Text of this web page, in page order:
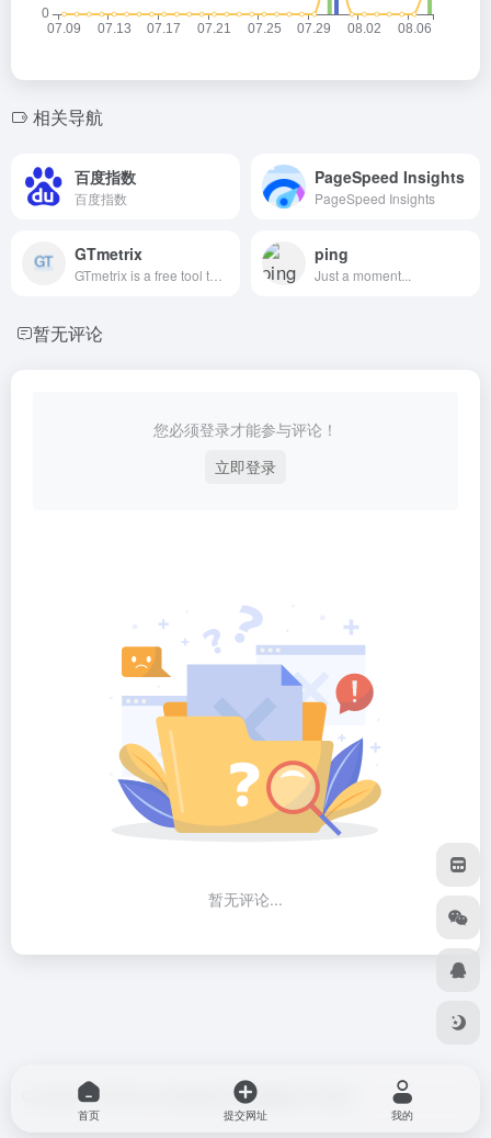
相关导航
百度指数
百度指数
PageSpeed Insights
PageSpeed Insights
GTmetrix ping
Just a moment...
暂无评论
您必须登录才能参与评论！
立即登录
暂无评论...
Copyright © 2026 由OneNav
首页 提交网址 我的